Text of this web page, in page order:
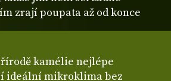
zrají poupata až od konce
kamélie nejlépe
ideální mikroklima bez